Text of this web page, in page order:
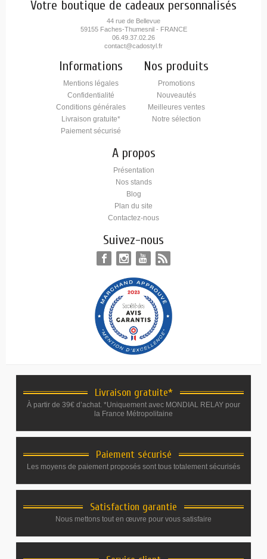
Votre boutique de cadeaux personnalisés
44 rue de Bellevue
59155 Faches-Thumesnil - FRANCE
06.49.37.02.26
contact@cadostyl.fr
Informations
Mentions légales
Confidentialité
Conditions générales
Livraison gratuite*
Paiement sécurisé
Nos produits
Promotions
Nouveautés
Meilleures ventes
Notre sélection
A propos
Présentation
Nos stands
Blog
Plan du site
Contactez-nous
Suivez-nous
Livraison gratuite*
À partir de 39€ d’achat. *Uniquement avec MONDIAL RELAY pour
la France Métropolitaine
Paiement sécurisé
Les moyens de paiement proposés sont tous totalement sécurisés
Satisfaction garantie
Nous mettons tout en œuvre pour vous satisfaire